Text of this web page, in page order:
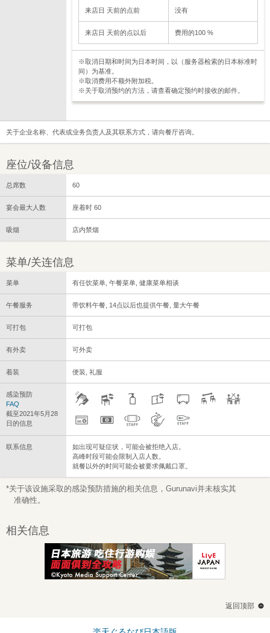
来店日 天前的点前 没有
来店日 天前的点以后 费用的100 %
※取消日期和时间为日本时间，以（服务器检索的日本标准时
间）为基准。
※取消费用不额外附加税。
※关于取消预约的方法，请查看确定预约时接收的邮件。
关于企业名称、代表或业务负责人及其联系方式，请向餐厅咨询。
座位/设备信息
总席数 60
宴会最大人数 座着时 60
吸烟 店内禁烟
菜单/关连信息
菜单 有任饮菜单, 午餐菜单, 健康菜单相谈
午餐服务 带饮料午餐, 14点以后也提供午餐, 量大午餐
可打包 可打包
有外卖 可外卖
着装 便装, 礼服
感染预防
FAQ
截至2021年5月28
日的信息
联系信息
如出现可疑症状，可能会被拒绝入店。
高峰时段可能会限制入店人数。
就餐以外的时间可能会被要求佩戴口罩。
*关于该设施采取的感染预防措施的相关信息，Gurunavi并未核实其
准确性。
相关信息
返回顶部